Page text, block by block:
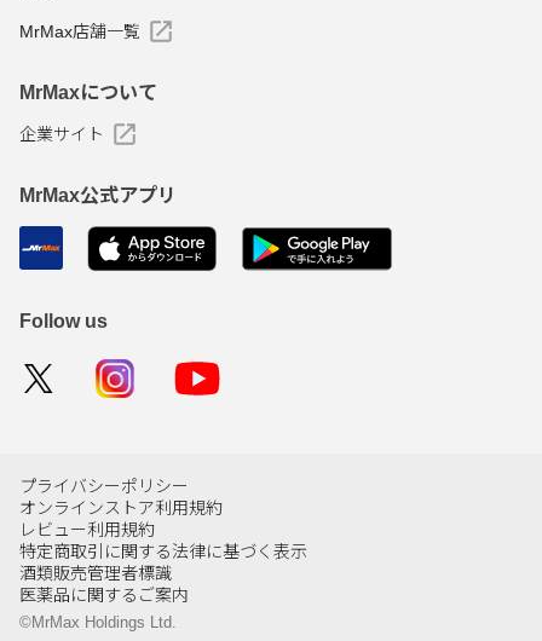
MrMax店舗一覧
MrMaxについて
企業サイト
MrMax公式アプリ
Follow us
プライバシーポリシー
オンラインストア利用規約
レビュー利用規約
特定商取引に関する法律に基づく表示
酒類販売管理者標識
医薬品に関するご案内
©MrMax Holdings Ltd.